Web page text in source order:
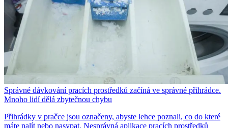
Správné dávkování pracích prostředků začíná ve správné přihrádce.
Mnoho lidí dělá zbytečnou chybu
Přihrádky v pračce jsou označeny, abyste lehce poznali, co do které
máte nalít nebo nasypat. Nesprávná aplikace pracích prostředků